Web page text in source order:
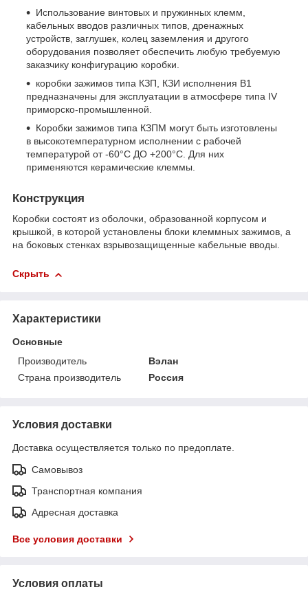
Использование винтовых и пружинных клемм,
кабельных вводов различных типов, дренажных
устройств, заглушек, колец заземления и другого
оборудования позволяет обеспечить любую требуемую
заказчику конфигурацию коробки.
коробки зажимов типа КЗП, КЗИ исполнения В1
предназначены для эксплуатации в атмосфере типа IV
приморско-промышленной.
Коробки зажимов типа КЗПМ могут быть изготовлены
в высокотемпературном исполнении с рабочей
температурой от -60°С ДО +200°С. Для них
применяются керамические клеммы.
Конструкция
Коробки состоят из оболочки, образованной корпусом и
крышкой, в которой установлены блоки клеммных зажимов, а
на боковых стенках взрывозащищенные кабельные вводы.
Скрыть
Характеристики
Основные
Производитель
Вэлан
Страна производитель
Россия
Условия доставки
Доставка осуществляется только по предоплате.
Самовывоз
Транспортная компания
Адресная доставка
Все условия доставки
Условия оплаты